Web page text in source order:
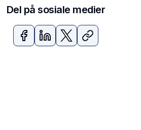
Del på sosiale medier